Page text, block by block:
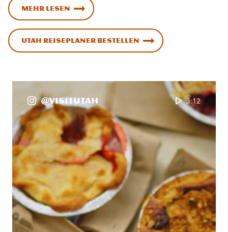
Mehr lesen
Utah Reiseplaner bestellen
@VisitUtah 3:12